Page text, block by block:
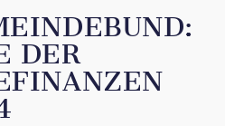
DER